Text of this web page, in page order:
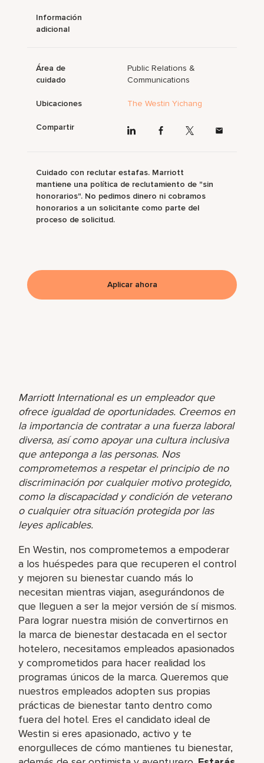
Marriott International es un empleador que
ofrece igualdad de oportunidades. Creemos en
la importancia de contratar a una fuerza laboral
diversa, así como apoyar una cultura inclusiva
que anteponga a las personas. Nos
comprometemos a respetar el principio de no
discriminación por cualquier motivo protegido,
como la discapacidad y condición de veterano
o cualquier otra situación protegida por las
leyes aplicables.
En Westin, nos comprometemos a empoderar
a los huéspedes para que recuperen el control
y mejoren su bienestar cuando más lo
necesitan mientras viajan, asegurándonos de
que lleguen a ser la mejor versión de sí mismos.
Para lograr nuestra misión de convertirnos en
la marca de bienestar destacada en el sector
hotelero, necesitamos empleados apasionados
y comprometidos para hacer realidad los
programas únicos de la marca. Queremos que
nuestros empleados adopten sus propias
prácticas de bienestar tanto dentro como
fuera del hotel. Eres el candidato ideal de
Westin si eres apasionado, activo y te
enorgulleces de cómo mantienes tu bienestar,
Información
adicional
Área de
cuidado
Public Relations &
Communications
Ubicaciones The Westin Yichang
Compartir
Cuidado con reclutar estafas. Marriott
mantiene una política de reclutamiento de "sin
honorarios". No pedimos dinero ni cobramos
honorarios a un solicitante como parte del
proceso de solicitud.
Aplicar ahora